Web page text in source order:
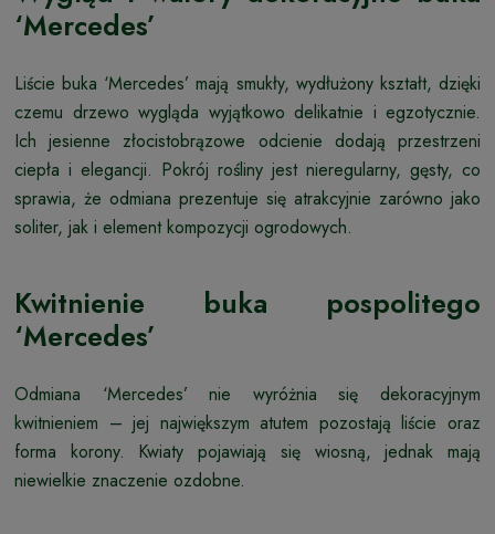
‘Mercedes’
Liście buka ‘Mercedes’ mają smukły, wydłużony kształt, dzięki
czemu drzewo wygląda wyjątkowo delikatnie i egzotycznie.
Ich jesienne złocistobrązowe odcienie dodają przestrzeni
ciepła i elegancji. Pokrój rośliny jest nieregularny, gęsty, co
sprawia, że odmiana prezentuje się atrakcyjnie zarówno jako
soliter, jak i element kompozycji ogrodowych.
Kwitnienie buka pospolitego
‘Mercedes’
Odmiana ‘Mercedes’ nie wyróżnia się dekoracyjnym
kwitnieniem – jej największym atutem pozostają liście oraz
forma korony. Kwiaty pojawiają się wiosną, jednak mają
niewielkie znaczenie ozdobne.